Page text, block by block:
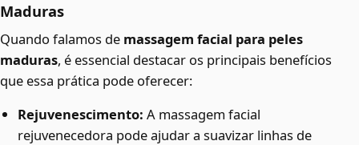
Maduras
Quando falamos de massagem facial para peles
maduras, é essencial destacar os principais benefícios
que essa prática pode oferecer:
Rejuvenescimento: A massagem facial
rejuvenecedora pode ajudar a suavizar linhas de